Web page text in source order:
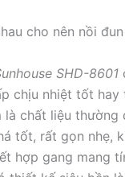
cho nên nồi
SHD-8601
chịu nhiệt tốt
là chất liệu
tốt, rất gọn nhẹ,
hợp gang mang